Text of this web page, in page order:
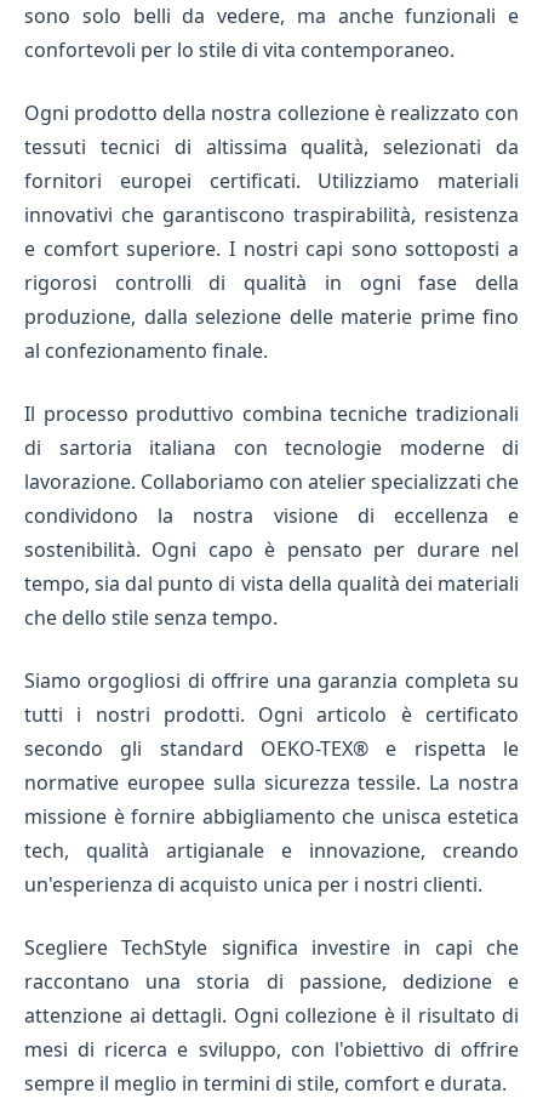
sono solo belli da vedere, ma anche funzionali e
confortevoli per lo stile di vita contemporaneo.
Ogni prodotto della nostra collezione è realizzato con
tessuti tecnici di altissima qualità, selezionati da
fornitori europei certificati. Utilizziamo materiali
innovativi che garantiscono traspirabilità, resistenza
e comfort superiore. I nostri capi sono sottoposti a
rigorosi controlli di qualità in ogni fase della
produzione, dalla selezione delle materie prime fino
al confezionamento finale.
Il processo produttivo combina tecniche tradizionali
di sartoria italiana con tecnologie moderne di
lavorazione. Collaboriamo con atelier specializzati che
condividono la nostra visione di eccellenza e
sostenibilità. Ogni capo è pensato per durare nel
tempo, sia dal punto di vista della qualità dei materiali
che dello stile senza tempo.
Siamo orgogliosi di offrire una garanzia completa su
tutti i nostri prodotti. Ogni articolo è certificato
secondo gli standard OEKO-TEX® e rispetta le
normative europee sulla sicurezza tessile. La nostra
missione è fornire abbigliamento che unisca estetica
tech, qualità artigianale e innovazione, creando
un'esperienza di acquisto unica per i nostri clienti.
Scegliere TechStyle significa investire in capi che
raccontano una storia di passione, dedizione e
attenzione ai dettagli. Ogni collezione è il risultato di
mesi di ricerca e sviluppo, con l'obiettivo di offrire
sempre il meglio in termini di stile, comfort e durata.